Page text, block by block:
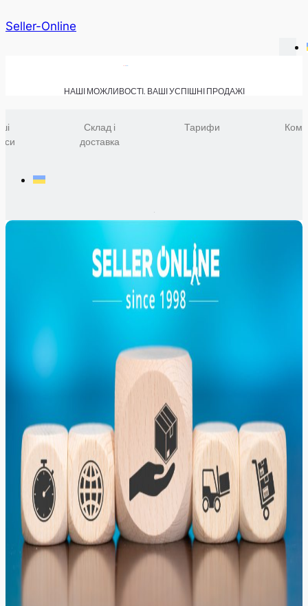
Seller-Online
НАШІ МОЖЛИВОСТІ. ВАШІ УСПІШНІ ПРОДАЖІ
Склад і
доставка
Тарифи